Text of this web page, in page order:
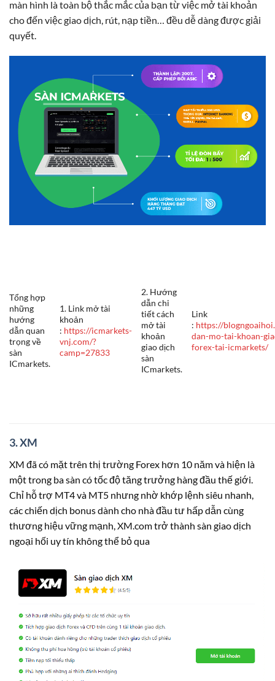
màn hình là toàn bộ thắc mắc của bạn từ việc mở tài khoản
cho đến việc giao dịch, rút, nạp tiền… đều dễ dàng được giải
quyết.
Tổng hợp
những
hướng
dẫn quan
trọng về
sàn
ICmarkets.
1. Link mở tài
khoản
: https://icmarkets-
vnj.com/?
camp=27833
2. Hướng
dẫn chi
tiết cách
mở tài
khoản
giao dịch
sàn
ICmarkets.
Link
: https://
dan-mo-tai-khoan-
forex-tai-icmarkets/
3. XM
XM đã có mặt trên thị trường Forex hơn 10 năm và hiện là
một trong ba sàn có tốc độ tăng trưởng hàng đầu thế giới.
Chỉ hỗ trợ MT4 và MT5 nhưng nhờ khớp lệnh siêu nhanh,
các chiến dịch bonus dành cho nhà đầu tư hấp dẫn cùng
thương hiệu vững mạnh, XM.com trở thành sàn giao dịch
ngoại hối uy tín không thể bỏ qua